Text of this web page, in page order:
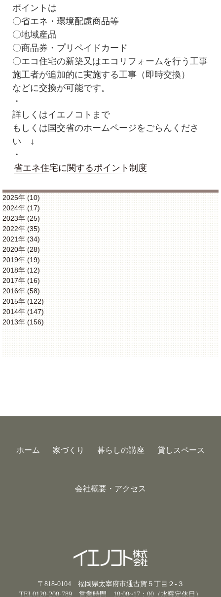
ポイントは
〇省エネ・環境配慮商品等
〇地域産品
〇商品券・プリペイドカード
〇エコ住宅の新築又はエコリフォームを行う工事
施工者が追加的に実施する工事（即時交換）
などに交換が可能です。
・
詳しくはイエノコトまで
もしくは国交省のホームページをごらんくださ
い ↓
・
省エネ住宅に関するポイント制度
2025年 (10)
2024年 (17)
2023年 (25)
2022年 (35)
2021年 (34)
2020年 (28)
2019年 (19)
2018年 (12)
2017年 (16)
2016年 (58)
2015年 (122)
2014年 (147)
2013年 (156)
ホーム 家づくり 暮らしの講座 貸しスペース
会社概要・アクセス
〒818-0104 福岡県太宰府市通古賀５丁目２-３
TEL0120-200-789営業時間 10:00~17：00（水曜定休日）